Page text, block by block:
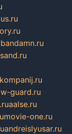
bandamn.ru
guard.ru
aalse.ru
movie-one.ru
andreislyusar.ru